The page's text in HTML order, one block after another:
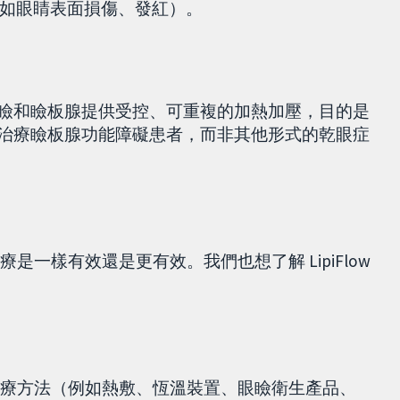
眼睛表面損傷、發紅）。
和瞼板腺提供受控、可重複的加熱加壓，目的是
療瞼板腺功能障礙患者，而非其他形式的乾眼症
是一樣有效還是更有效。我們也想了解 LipiFlow
方法（例如熱敷、恆溫裝置、眼瞼衛生產品、